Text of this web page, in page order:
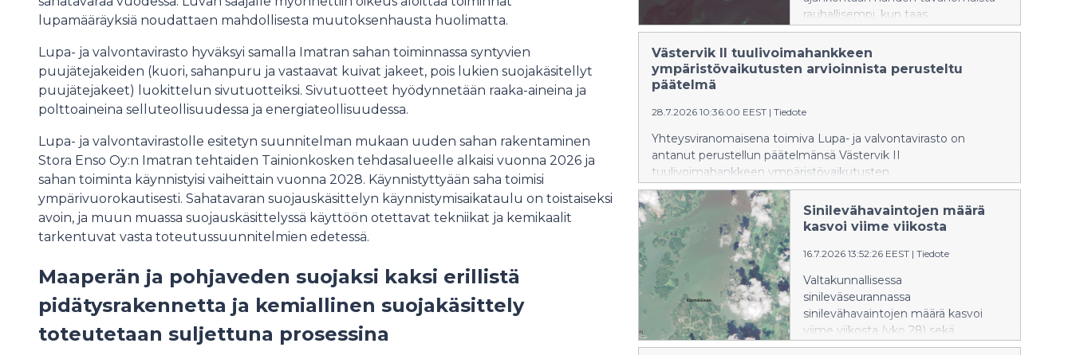
lupamääräyksiä noudattaen mahdollisesta muutoksenhausta huolimatta.
Lupa- ja valvontavirasto hyväksyi samalla Imatran sahan toiminnassa syntyvien
puujätejakeiden (kuori, sahanpuru ja vastaavat kuivat jakeet, pois lukien suojakäsitellyt
puujätejakeet) luokittelun sivutuotteiksi. Sivutuotteet hyödynnetään raaka-aineina ja
polttoaineina selluteollisuudessa ja energiateollisuudessa.
Lupa- ja valvontavirastolle esitetyn suunnitelman mukaan uuden sahan rakentaminen
Stora Enso Oy:n Imatran tehtaiden Tainionkosken tehdasalueelle alkaisi vuonna 2026 ja
sahan toiminta käynnistyisi vaiheittain vuonna 2028. Käynnistyttyään saha toimisi
ympärivuorokautisesti. Sahatavaran suojauskäsittelyn käynnistymisaikataulu on toistaiseksi
avoin, ja muun muassa suojauskäsittelyssä käyttöön otettavat tekniikat ja kemikaalit
tarkentuvat vasta toteutussuunnitelmien edetessä.
Maaperän ja pohjaveden suojaksi kaksi erillistä
pidätysrakennetta ja kemiallinen suojakäsittely
toteutetaan suljettuna prosessina
rauhallisempi, kun taas
rannikkoalueilla tilanne on
ajankohdalle tyypillinen.
Satelliittihavaintojen perusteella
Västervik II tuulivoimahankkeen
ympäristövaikutusten arvioinnista perusteltu
päätelmä
28.7.2026 10:36:00 EEST | Tiedote
Yhteysviranomaisena toimiva Lupa- ja valvontavirasto on
antanut perustellun päätelmänsä Västervik II
tuulivoimahankkeen ympäristövaikutusten
arviointiselostuksesta.
Sinilevähavaintojen määrä
kasvoi viime viikosta
16.7.2026 13:52:26 EEST | Tiedote
Valtakunnallisessa
sinileväseurannassa
sinilevähavaintojen määrä kasvoi
viime viikosta (vko 28) sekä
sisävesillä että rannikkoalueilla.